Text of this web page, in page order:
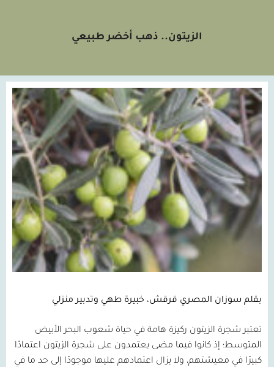
الزيتون.. ذهب أخضر طبيعي
بقلم سوزان المصري قرقش، خبيرة طهي وتدبير منزلي
تعتبر شجرة الزيتون ركيزة هامة في حياة شعوب البحر الأبيض
المتوسط؛ إذ كانوا فيما مضى يعتمدون على شجرة الزيتون اعتمادًا
كبيرًا في معيشتهم، ولا يزال اعتمادهم عليها موجودًا إلى حد ما في